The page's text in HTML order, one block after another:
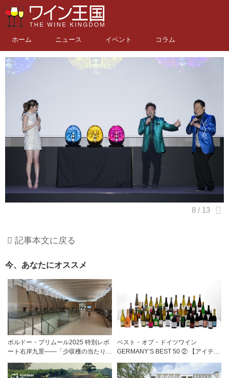
ホーム ニュース イベント コラム
記事本文に戻る
今、あなたにオススメ
ボルドー・プリムール2025 特別レポ
ート右岸九景――「少収穫の当たり
テミリオン 有力9シャトー訪問記
ベスト・オブ・ドイツワイン
GERMANY’S BEST 50 ② 【アイテム